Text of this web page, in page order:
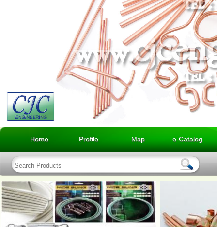
Home Profile Map e-Catalog